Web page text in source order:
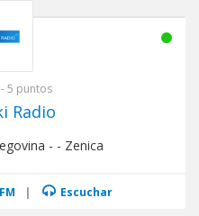
- 5 puntos
Radio
- - Zenica
| Escuchar